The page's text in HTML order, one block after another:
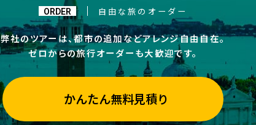
ORDER 自由な旅のオーダー
弊社のツアーは、都市の追加などアレンジ自由自在。
ゼロからの旅行オーダーも大歓迎です。
かんたん無料見積り